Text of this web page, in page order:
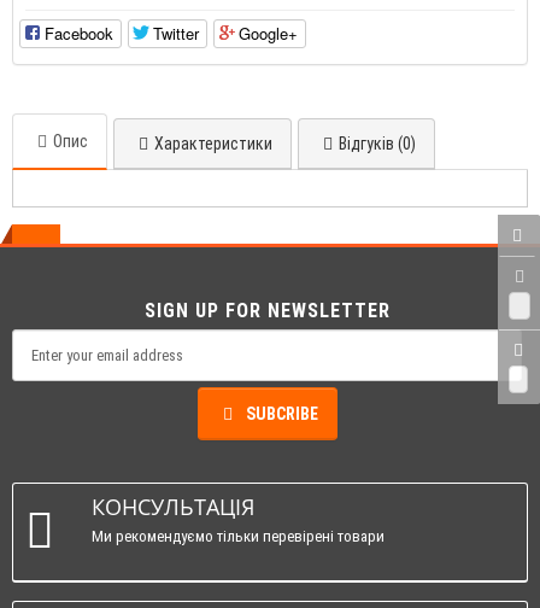
Facebook Twitter Google+
Опис Характеристики Відгуків (0)
SIGN UP FOR NEWSLETTER
SUBCRIBE
КОНСУЛЬТАЦІЯ
Ми рекомендуємо тільки перевірені товари